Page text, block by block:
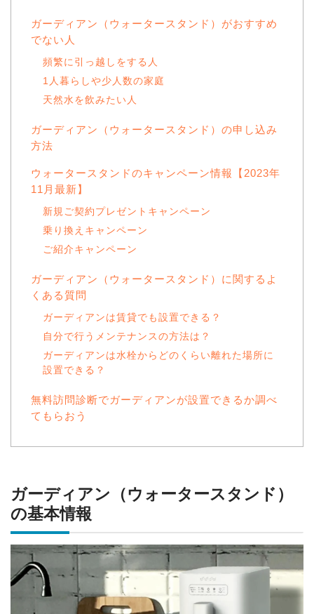
ガーディアン（ウォータースタンド）がおすすめ
でない人
頻繁に引っ越しをする人
1人暮らしや少人数の家庭
天然水を飲みたい人
ガーディアン（ウォータースタンド）の申し込み
方法
ウォータースタンドのキャンペーン情報【2023年
11月最新】
新規ご契約プレゼントキャンペーン
乗り換えキャンペーン
ご紹介キャンペーン
ガーディアン（ウォータースタンド）に関するよ
くある質問
ガーディアンは賃貸でも設置できる？
自分で行うメンテナンスの方法は？
ガーディアンは水栓からどのくらい離れた場所に
設置できる？
無料訪問診断でガーディアンが設置できるか調べ
てもらおう
ガーディアン（ウォータースタンド）
の基本情報